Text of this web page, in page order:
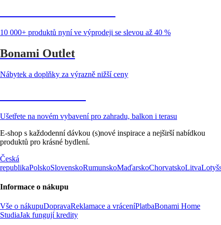
10 000+ produktů nyní ve výprodeji se slevou až 40 %
Bonami Outlet
Nábytek a doplňky za výrazně nižší ceny
Ušetřete na novém vybavení pro zahradu, balkon i terasu
E-shop s každodenní dávkou (s)nové inspirace a nejširší nabídkou
produktů pro krásné bydlení.
Česká
republikaPolskoSlovenskoRumunskoMaďarskoChorvatskoLitva
Informace o nákupu
Vše o nákupuDopravaReklamace a vráceníPlatbaBonami Home
StudiaJak fungují kredity